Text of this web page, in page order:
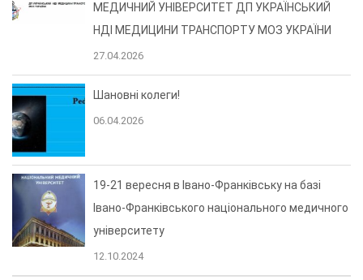
МЕДИЧНИЙ УНІВЕРСИТЕТ ДП УКРАЇНСЬКИЙ
НДІ МЕДИЦИНИ ТРАНСПОРТУ МОЗ УКРАЇНИ
27.04.2026
Шановні колеги!
06.04.2026
19-21 вересня в Івано-Франківську на базі
Івано-Франківського національного медичного
університету
12.10.2024